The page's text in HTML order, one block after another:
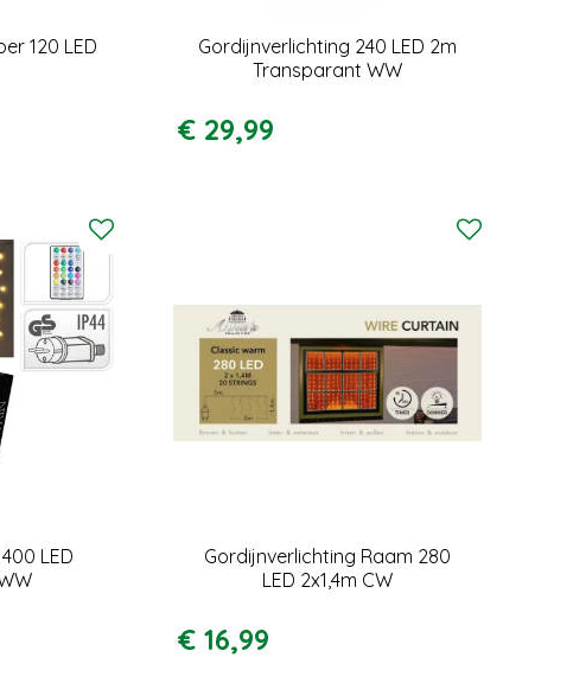
120 LED
Gordijnverlichting 240 LED 2m
Transparant WW
€ 29,99
LED
Gordijnverlichting Raam 280
LED 2x1,4m CW
€ 16,99